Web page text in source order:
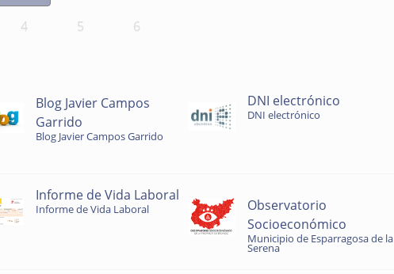
4 5 6
Blog Javier Campos
Garrido
Blog Javier Campos Garrido
DNI electrónico
DNI electrónico
Informe de Vida Laboral
Informe de Vida Laboral
Observatorio
Socioeconómico
Municipio de Esparragosa de la
Serena